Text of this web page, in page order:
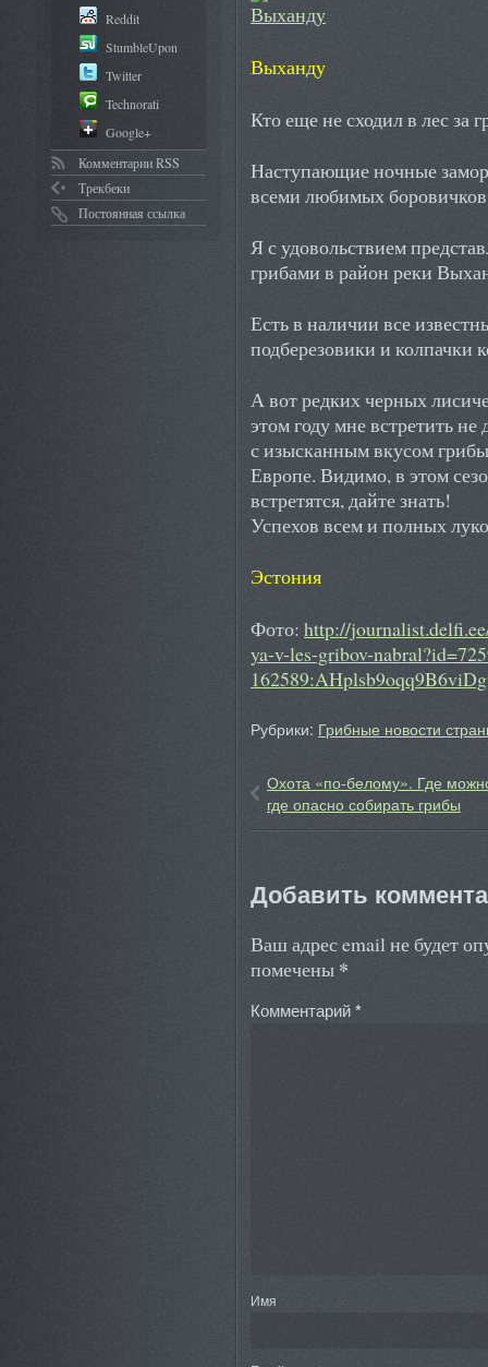
Reddit
StumbleUpon
Twitter
Technorati
Google+
Комментарии RSS
Трекбеки
Постоянная ссылка
Выханду
Кто еще не сходил в лес за
Наступающие ночные
всеми любимых
Я с удовольствием
грибами в район реки
Есть в наличии все
подберезовики и колпачки
А вот редких черных
этом году мне встретить
с изысканным вкусом
Европе. Видимо, в этом
встретятся, дайте знать!
Успехов всем и полных
Эстония
Фото: http://
ya-v-les-gribov-
Рубрики: Грибные новости
Охота «по-белому». Где
где опасно собирать грибы
Добавить
Ваш адрес email не будет
помечены *
Комментарий*
Имя